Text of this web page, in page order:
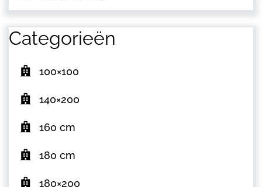
Categorieën
100×100
140×200
160 cm
180 cm
180×200